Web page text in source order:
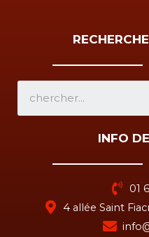
INFO
01
4 allée Saint